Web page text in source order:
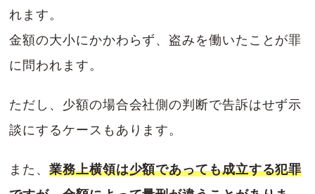
れます。
金額の大小にかかわらず、盗みを働いたことが罪
に問われます。
ただし、少額の場合会社側の判断で告訴はせず示
談にするケースもあります。
また、業務上横領は少額であっても成立する犯罪